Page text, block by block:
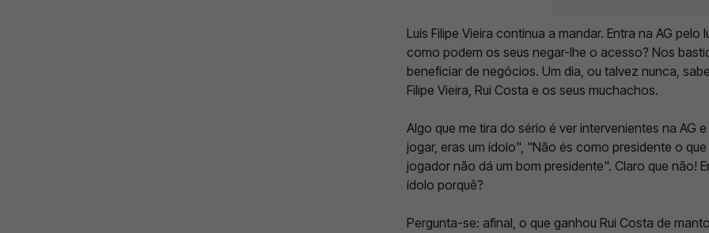
Luís Filipe Vieira continua a mandar. Entra na AG
como podem os seus negar-lhe o acesso? Nos
beneficiar de negócios. Um dia, ou talvez nunca,
Filipe Vieira, Rui Costa e os seus muchachos.
Algo que me tira do sério é ver intervenientes na AG
jogar, eras um ídolo", "Não és como presidente o
jogador não dá um bom presidente". Claro que não!
ídolo porquê?
Pergunta-se: afinal, o que ganhou Rui Costa de